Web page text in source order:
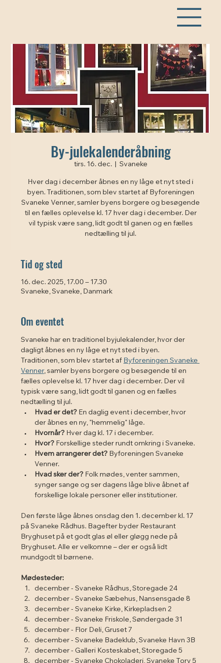
By-julekalenderåbning
tirs. 16. dec.
  |
Svaneke
Hver dag i december åbnes en ny låge et nyt sted i
byen. Traditionen, som blev startet af Byforeningen
Svaneke Venner, samler byens borgere og besøgende
til en fælles oplevelse kl. 17 hver dag i december. Der
vil typisk være sang, lidt godt til ganen og en fælles
Tid og sted
16. dec. 2025, 17.00 – 17.30
Svaneke, Svaneke, Danmark
Om eventet
Svaneke har en traditionel byjulekalender, hvor der
dagligt åbnes en ny låge et nyt sted i byen.
Traditionen, som blev startet af Byforeningen Svaneke
Venner, samler byens borgere og besøgende til en
fælles oplevelse kl. 17 hver dag i december. Der vil
typisk være sang, lidt godt til ganen og en fælles
nedtælling til jul.
Hvad er det? En daglig event i december, hvor
der åbnes en ny, "hemmelig" låge.
Hvornår? Hver dag kl. 17 i december.
Hvor? Forskellige steder rundt omkring i Svaneke.
Hvem arrangerer det? Byforeningen Svaneke
Venner.
Hvad sker der? Folk mødes, venter sammen,
synger sange og ser dagens låge blive åbnet af
forskellige lokale personer eller institutioner.
Den første låge åbnes onsdag den 1. december kl. 17
på Svaneke Rådhus. Bagefter byder Restaurant
Bryghuset på et godt glas øl eller gløgg nede på
Bryghuset. Alle er velkomne – der er også lidt
mundgodt til børnene.
Mødesteder:
december - Svaneke Rådhus, Storegade 24
december - Svaneke Sæbehus, Nansensgade 8
december - Svaneke Kirke, Kirkepladsen 2
december - Svaneke Friskole, Søndergade 31
december - Flor Deli, Gruset 7
december - Svaneke Badeklub, Svaneke Havn 3B
december - Galleri Kosteskabet, Storegade 5
december - Svaneke Chokoladeri, Svaneke Torv 5